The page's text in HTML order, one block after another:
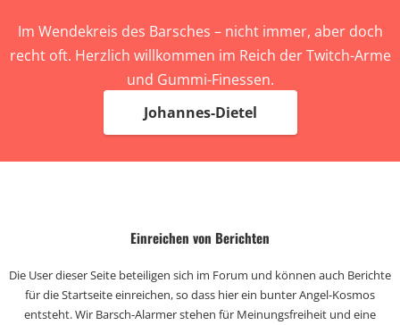
Im Wendekreis des Barsches – nicht immer, aber doch
recht oft. Herzlich willkommen im Reich der Twitch-Arme
und Gummi-Finessen.
Johannes-Dietel
Einreichen von Berichten
Die User dieser Seite beteiligen sich im Forum und können auch Berichte
für die Startseite einreichen, so dass hier ein bunter Angel-Kosmos
entsteht. Wir Barsch-Alarmer stehen für Meinungsfreiheit und eine